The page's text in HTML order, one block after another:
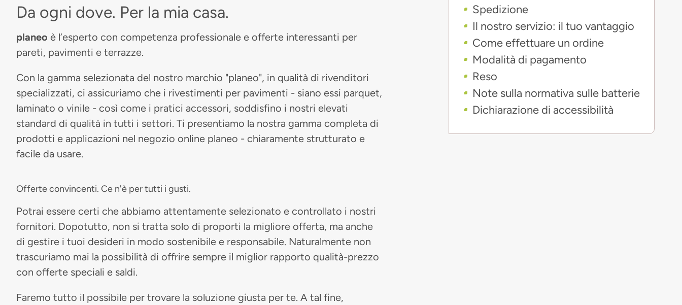
Spedizione
Il nostro servizio: il tuo vantaggio
Come effettuare un ordine
Modalità di pagamento
Reso
Note sulla normativa sulle batterie
Dichiarazione di accessibilità
Da ogni dove. Per la mia casa.
planeo è l’esperto con competenza professionale e offerte interessanti per
pareti, pavimenti e terrazze.
Con la gamma selezionata del nostro marchio "planeo", in qualità di rivenditori
specializzati, ci assicuriamo che i rivestimenti per pavimenti - siano essi parquet,
laminato o vinile - così come i pratici accessori, soddisfino i nostri elevati
standard di qualità in tutti i settori. Ti presentiamo la nostra gamma completa di
prodotti e applicazioni nel negozio online planeo - chiaramente strutturato e
facile da usare.
Offerte convincenti. Ce n'è per tutti i gusti.
Potrai essere certi che abbiamo attentamente selezionato e controllato i nostri
fornitori. Dopotutto, non si tratta solo di proporti la migliore offerta, ma anche
di gestire i tuoi desideri in modo sostenibile e responsabile. Naturalmente non
trascuriamo mai la possibilità di offrire sempre il miglior rapporto qualità-prezzo
con offerte speciali e saldi.
Faremo tutto il possibile per trovare la soluzione giusta per te. A tal fine,